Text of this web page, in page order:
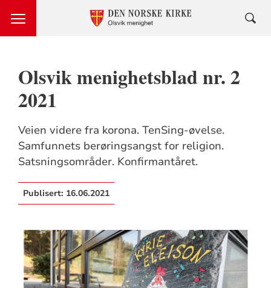
Olsvik menighetsblad nr. 2
2021
Veien videre fra korona. TenSing-øvelse.
Samfunnets berøringsangst for religion.
Satsningsområder. Konfirmantåret.
Publisert: 16.06.2021